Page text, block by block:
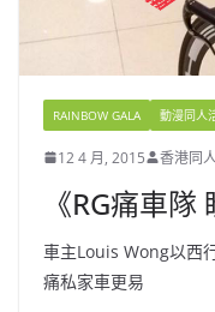
RAINBOW GALA 動漫同人
12 4 月, 2015 香港同
《RG痛車隊
車主Louis Wong以西
痛私家車更易